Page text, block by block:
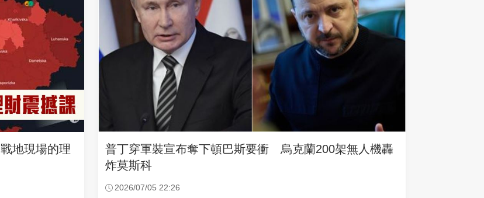
地現場的理
普丁穿軍裝宣布奪下頓巴斯要衝 烏克蘭200架無人機轟
炸莫斯科
2026/07/05 22:26